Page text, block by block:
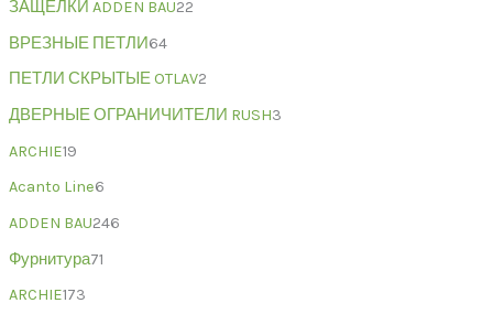
ЗАЩЁЛКИ ADDEN BAU22
ВРЕЗНЫЕ ПЕТЛИ64
ПЕТЛИ СКРЫТЫЕ OTLAV2
ДВЕРНЫЕ ОГРАНИЧИТЕЛИ RUSH3
ARCHIE19
Acanto Line6
ADDEN BAU246
Фурнитура71
ARCHIE173